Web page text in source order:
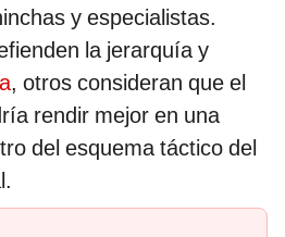
y especialistas.
la jerarquía y
, otros consideran que el
rendir mejor en una
del esquema táctico del